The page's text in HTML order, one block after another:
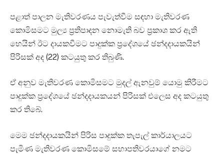
පළාත් පාලන මැතිවරණය පැවැත්වීම සඳහා මැතිවරණ
කොමිසමට මුල්‍ය ප්‍රතිපාදන නොමැති බව ප්‍රකාශ කර ඇති
හෙයින් ඊට දායකවීමට පාදුක්ක ප්‍රදේශයේ ඡන්දදායකයින්
පිරිසක් අද (22) කටයුතු කර තිබුණි.
ඒ අනුව මැතිවරණ කොමිසමට මුදල් ඇනවුම් යොමු කිරීමට
පාදුක්ක ප්‍රදේශයේ ඡන්දදායකයන් පිරිසක් එලෙස අද කටයුතු
කර තිබේ.
මෙම ඡන්දදායකයින් පිරිස පාදුක්ක තැපැල් කාර්යාලයට
පැමිණ මැතිවරණ කොමිසමේ සභාපතිවරයාගේ නමට